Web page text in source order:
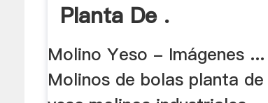
Planta De .
Molino Yeso - Imágenes ...
Molinos de bolas planta de